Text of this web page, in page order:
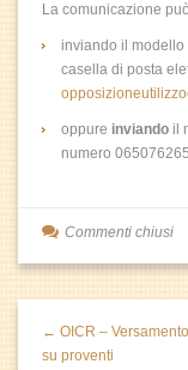
La comunicazione
inviando il modello
casella di posta
oppure inviando il
numero
Commenti chiusi
← OICR –
su proventi